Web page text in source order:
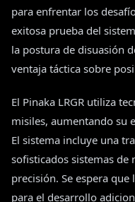
para enfrentar los
exitosa prueba del
la postura de disuasión
ventaja táctica sobre
El Pinaka LRGR utiliza
misiles, aumentando su
El sistema incluye una
sofisticados sistemas de
precisión. Se espera
para el desarrollo